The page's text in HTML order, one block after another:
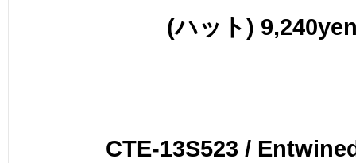
(ハット)
CTE-13S523 /